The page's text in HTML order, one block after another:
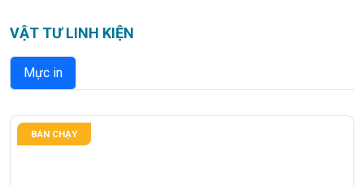
VẬT TƯ LINH KIỆN
Mực in
BÁN CHẠY